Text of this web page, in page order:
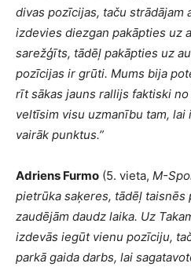
divas pozīcijas, taču strādājam
izdevies diezgan pakāpties uz
sarežģīts, tādēļ pakāpties uz
pozīcijas ir grūti. Mums bija
rīt sākas jauns rallijs faktiski
veltīsim visu uzmanību tam,
vairāk punktus.”
Adriens Furmo (5. vieta, M-
pietrūka saķeres, tādēļ taisnēs
zaudējām daudz laika. Uz
izdevās iegūt vienu pozīciju,
parkā gaida darbs, lai